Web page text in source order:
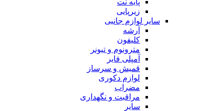
پایه نت
زیرپایی
سایر لوازم جانبی
آرشه
کلیفون
مترونوم و تیونر
آمپلی فایر
قمیش و سرساز
لوازم دکوری
مضراب
مراقبت و نگهداری
سایر